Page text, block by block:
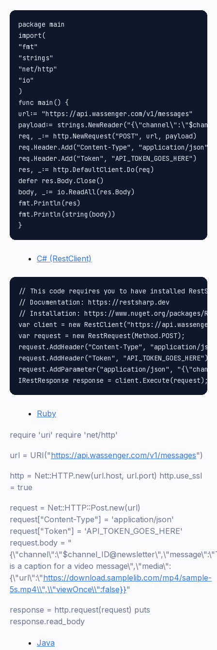
package main
import(
"fmt"
"strings"
"net/http"
"io"
)
func main() {
url:= "https://api.wassenger.com/v1/messages"
payload:=
req, _:= http.NewRequest("POST", url, payload)
req.Header.Add("Content-Type", "application/json")
req.Header.Add("Token", "API_TOKEN_GOES_HERE")
res, _:= http.DefaultClient.Do(req)
defer res.Body.Close()
body, _:= io.ReadAll(res.Body)
fmt.Println(res)
fmt.Println(string(body))
C# (RestClient)
// This code requires you to have installed
// Documentation: https://restsharp.dev
// Installation: https://www.nuget.org/packages/
var client = new RestClient("https://
var request = new RestRequest(Method.POST);
request.AddHeader("Content-Type", "application/
request.AddHeader("Token", "API_TOKEN_GOES_HERE");
request.AddParameter("application/json",
Ruby
require 'uri' require 'net/http'
url = URI("https://api.wassenger.com/v1/messages")
http = Net::HTTP.new(url.host, url.port) http.use_ssl
= true
request = Net::HTTP::Post.new(url)
request["Content-Type"] = 'application/json'
request["Token"] = 'API_TOKEN_GOES_HERE'
request.body = "
is a caption for a video message\",\"media\":
{\"url\":\"https://download.samplelib.com/mp4/sample-
5s.mp4\\",\\"viewOnce\\":false}}"
response = http.request(request) puts
response.read_body
Java